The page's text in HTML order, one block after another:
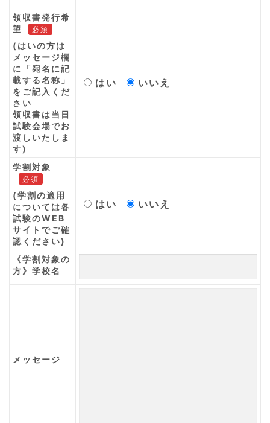
領収書発行希
望
必須
(はいの方は
メッセージ欄
に「宛名に記
載する名称」
をご記入くだ
さい
領収書は当日
試験会場でお
渡しいたしま
す)
はい いいえ
学割対象
必須
(学割の適用
については各
試験のWEB
サイトでご確
認ください)
はい いいえ
《学割対象の
方》学校名
メッセージ